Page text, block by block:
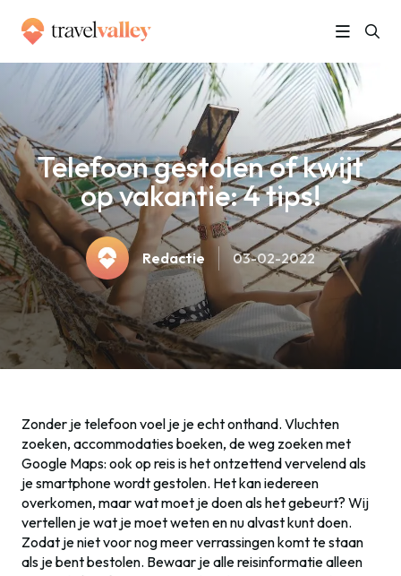
Home Telefoon gestolen of kwijt op vakantie: 4 tips!
Telefoon gestolen of kwijt
op vakantie: 4 tips!
Redactie 03-02-2022
Zonder je telefoon voel je je echt onthand. Vluchten
zoeken, accommodaties boeken, de weg zoeken met
Google Maps: ook op reis is het ontzettend vervelend als
je smartphone wordt gestolen. Het kan iedereen
overkomen, maar wat moet je doen als het gebeurt? Wij
vertellen je wat je moet weten en nu alvast kunt doen.
Zodat je niet voor nog meer verrassingen komt te staan
als je bent bestolen. Bewaar je alle reisinformatie alleen